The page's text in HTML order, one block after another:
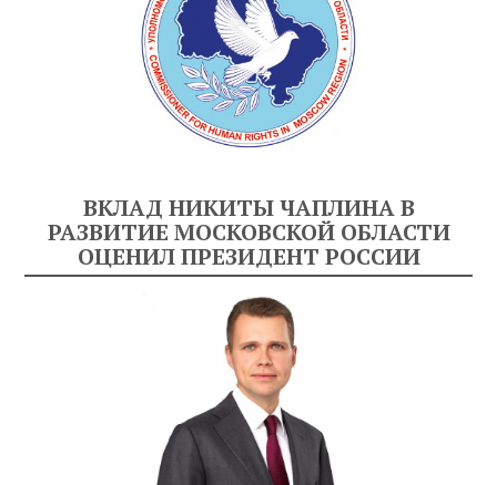
ВКЛАД НИКИТЫ ЧАПЛИНА В
РАЗВИТИЕ МОСКОВСКОЙ ОБЛАСТИ
ОЦЕНИЛ ПРЕЗИДЕНТ РОССИИ